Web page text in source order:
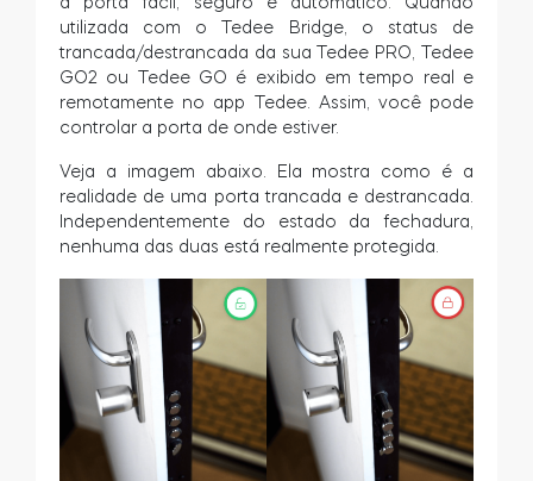
utilizada com o Tedee Bridge, o status de
trancada/destrancada da sua Tedee PRO, Tedee
GO2 ou Tedee GO é exibido em tempo real e
remotamente no app Tedee. Assim, você pode
controlar a porta de onde estiver.
Veja a imagem abaixo. Ela mostra como é a
realidade de uma porta trancada e destrancada.
Independentemente do estado da fechadura,
nenhuma das duas está realmente protegida.